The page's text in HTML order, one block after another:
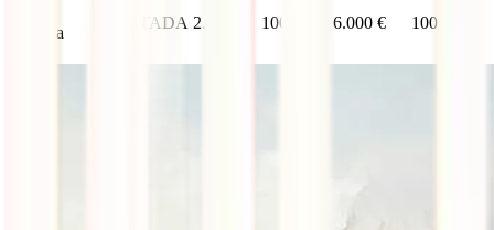
Estrella
ILIMITADA 2.500 € 100% 6.000 € 100%